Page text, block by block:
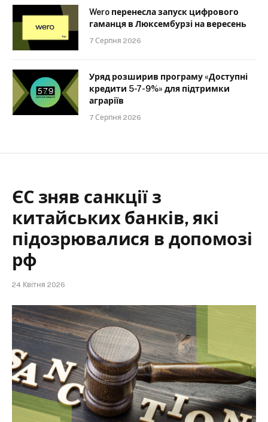
Wero перенесла запуск цифрового
гаманця в Люксембурзі на вересень
7 Серпня 2026
Уряд розширив програму «Доступні
кредити 5-7-9%» для підтримки
аграріїв
7 Серпня 2026
ЄС зняв санкції з
китайських банків, які
підозрювалися в допомозі
рф
24 Квітня 2026